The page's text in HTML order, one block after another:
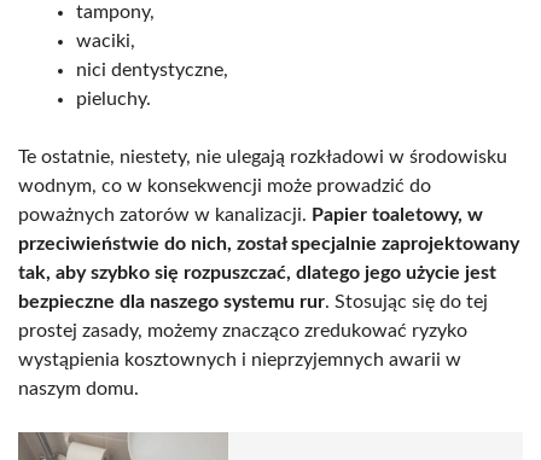
tampony,
waciki,
nici dentystyczne,
pieluchy.
Te ostatnie, niestety, nie ulegają rozkładowi w środowisku
wodnym, co w konsekwencji może prowadzić do
poważnych zatorów w kanalizacji. Papier toaletowy, w
przeciwieństwie do nich, został specjalnie zaprojektowany
tak, aby szybko się rozpuszczać, dlatego jego użycie jest
bezpieczne dla naszego systemu rur. Stosując się do tej
prostej zasady, możemy znacząco zredukować ryzyko
wystąpienia kosztownych i nieprzyjemnych awarii w
naszym domu.